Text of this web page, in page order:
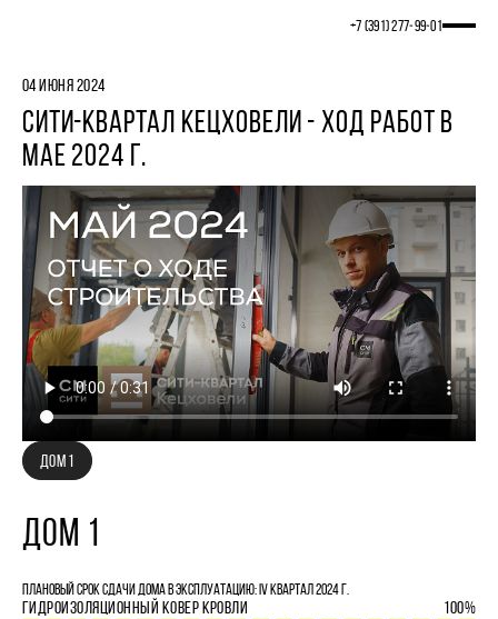
+7 (391) 277‒99‒01
04 ИЮНЯ 2024
СИТИ-КВАРТАЛ КЕЦХОВЕЛИ - ХОД РАБОТ В
МАЕ 2024 Г.
ДОМ 1
ДОМ 1
Плановый срок сдачи дома в эксплуатацию: IV квартал 2024 г.
ГИДРОИЗОЛЯЦИОННЫЙ КОВЕР КРОВЛИ
100%